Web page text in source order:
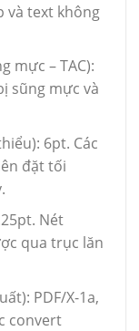
và text không
mực – TAC):
sũng mực và
6pt. Các
đặt tối
Nét
qua trục lăn
PDF/X-1a,
convert